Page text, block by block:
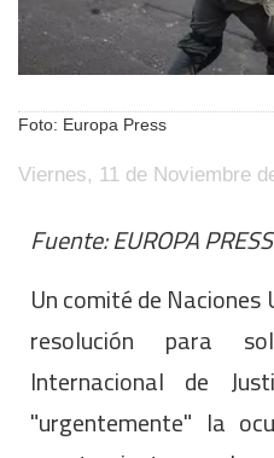
Foto: Europa Press
Viernes, 11 de Noviembre
Fuente: EUROPA PRESS
Un comité de
resolución para
Internacional de
"urgentemente" la